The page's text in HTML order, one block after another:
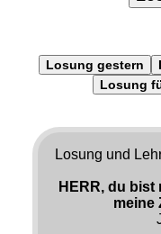
Losung gestern
Losung
Losung und
HERR, du bist
meine